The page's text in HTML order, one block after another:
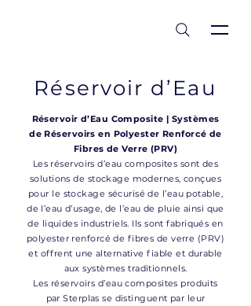
Réservoir d’Eau
Réservoir d’Eau Composite | Systèmes
de Réservoirs en Polyester Renforcé de
Fibres de Verre (PRV)
Les réservoirs d’eau composites sont des
solutions de stockage modernes, conçues
pour le stockage sécurisé de l’eau potable,
de l’eau d’usage, de l’eau de pluie ainsi que
de liquides industriels. Ils sont fabriqués en
polyester renforcé de fibres de verre (PRV)
et offrent une alternative fiable et durable
aux systèmes traditionnels.
Les réservoirs d’eau composites produits
par Sterplas se distinguent par leur